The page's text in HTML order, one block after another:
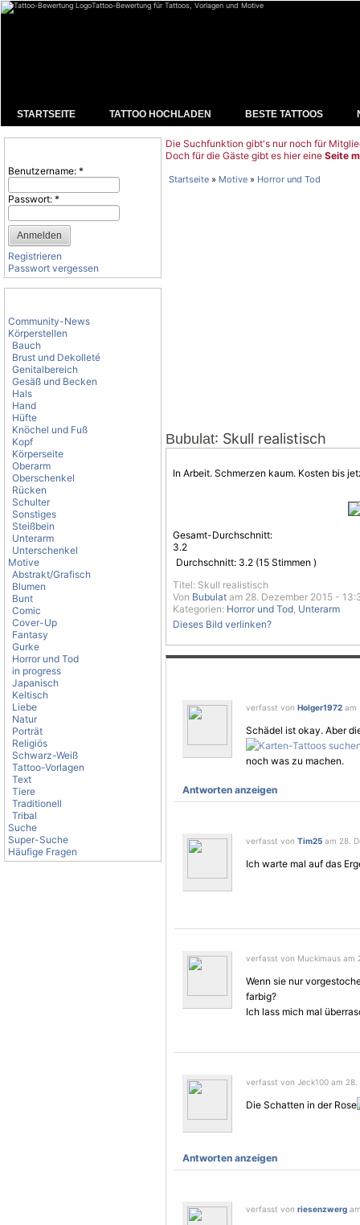
Tattoo-Bewertung für Tattoos, Vorlagen und Motive
STARTSEITE TATTOO HOCHLADEN BESTE TATTOOS
Benutzername: *
Passwort: *
Registrieren
Passwort vergessen
Community-News
Körperstellen
Bauch
Brust und Dekolleté
Genitalbereich
Gesäß und Becken
Hals
Hand
Hüfte
Knöchel und Fuß
Kopf
Körperseite
Oberarm
Oberschenkel
Rücken
Schulter
Sonstiges
Steißbein
Unterarm
Unterschenkel
Motive
Abstrakt/Grafisch
Blumen
Bunt
Comic
Cover-Up
Fantasy
Gurke
Horror und Tod
in progress
Japanisch
Keltisch
Liebe
Natur
Porträt
Religiös
Schwarz-Weiß
Tattoo-Vorlagen
Text
Tiere
Traditionell
Tribal
Suche
Super-Suche
Häufige Fragen
Die Suchfunktion gibt's nur noch für
Doch für die Gäste gibt es hier eine Seite
Startseite » Motive » Horror und Tod
Bubulat: Skull realistisch
In Arbeit. Schmerzen kaum. Kosten bis
Gesamt-Durchschnitt:
3.2
Durchschnitt: 3.2 (15 Stimmen )
Titel: Skull realistisch
Von Bubulat am 28. Dezember 2015 -
Kategorien: Horror und Tod, Unterarm
Dieses Bild verlinken?
verfasst von Holger1972 am
Schädel ist okay. Aber
noch was zu machen.
Antworten anzeigen
verfasst von Tim25 am 28.
Ich warte mal auf das
verfasst von Muckimaus am
Wenn sie nur
farbig?
Ich lass mich mal
verfasst von Jeck100 am 28.
Die Schatten in der Rose
Antworten anzeigen
verfasst von riesenzwerg